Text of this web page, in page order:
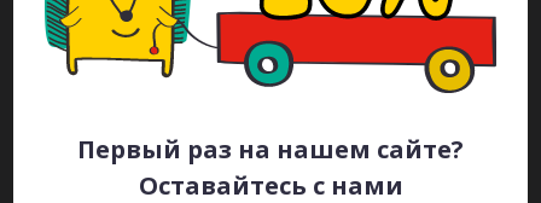
Первый раз на нашем сайте?
Оставайтесь с нами
Каталог
Будьте всегда в курсе!